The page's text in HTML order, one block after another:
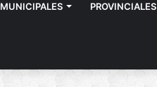
MUNICIPALES PROVINCIALES